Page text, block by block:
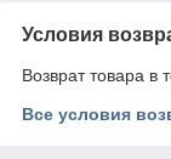
Условия
Возврат товара в
Все условия